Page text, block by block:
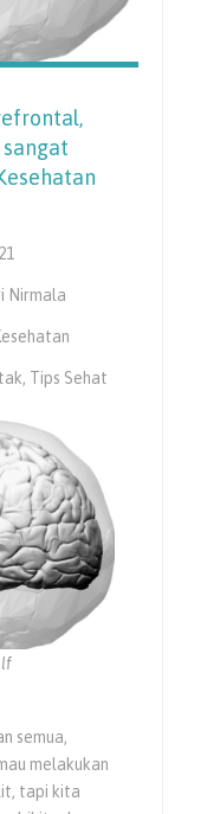
Nirmala
, Tips Sehat
semua,
melakukan
tapi kita